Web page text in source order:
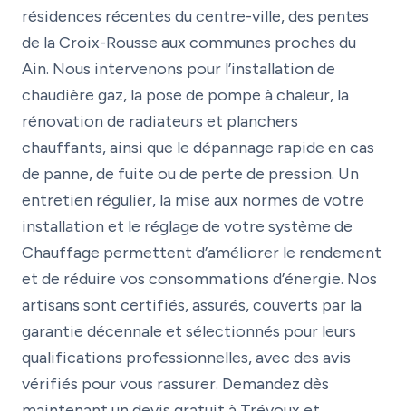
résidences récentes du centre-ville, des pentes
de la Croix-Rousse aux communes proches du
Ain. Nous intervenons pour l’installation de
chaudière gaz, la pose de pompe à chaleur, la
rénovation de radiateurs et planchers
chauffants, ainsi que le dépannage rapide en cas
de panne, de fuite ou de perte de pression. Un
entretien régulier, la mise aux normes de votre
installation et le réglage de votre système de
Chauffage permettent d’améliorer le rendement
et de réduire vos consommations d’énergie. Nos
artisans sont certifiés, assurés, couverts par la
garantie décennale et sélectionnés pour leurs
qualifications professionnelles, avec des avis
vérifiés pour vous rassurer. Demandez dès